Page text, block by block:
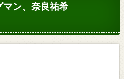
マン、奈良祐希